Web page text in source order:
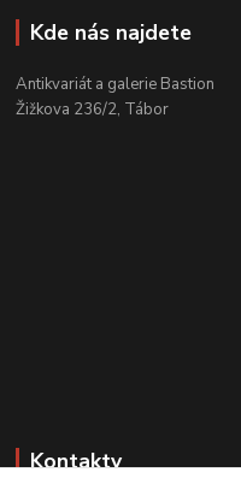
Kde nás najdete
Antikvariát a galerie Bastion
Žižkova 236/2, Tábor
Kontakty